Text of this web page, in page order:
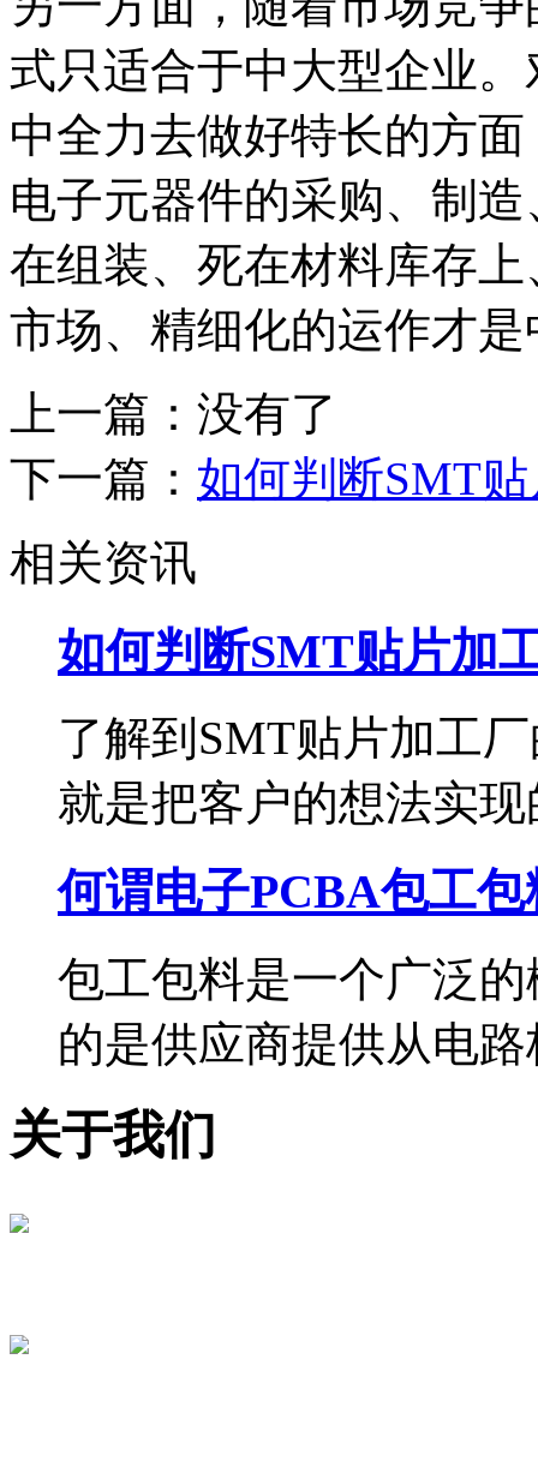
式只适合于中大型企业
中全力去做好特长的方
电子元器件的采购、制
在组装、死在材料库存
市场、精细化的运作才
上一篇：没有了
下一篇： 如何判断SMT
相关资讯
如何判断SMT贴片加
了解到SMT贴片加工
就是把客户的想法实现
何谓电子PCBA包工包
包工包料是一个广泛
的是供应商提供从电路
关于我们